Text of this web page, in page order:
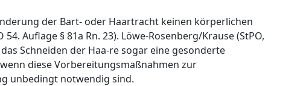
der Bart- oder Haartracht keinen körperlichen
Auflage § 81a Rn. 23). Löwe-Rosenberg/Krause (StPO,
Schneiden der Haa-re sogar eine gesonderte
diese Vorbereitungsmaßnahmen zur
unbedingt notwendig sind.